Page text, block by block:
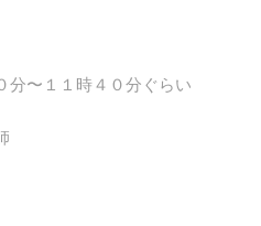
分〜１１時４０分ぐらい